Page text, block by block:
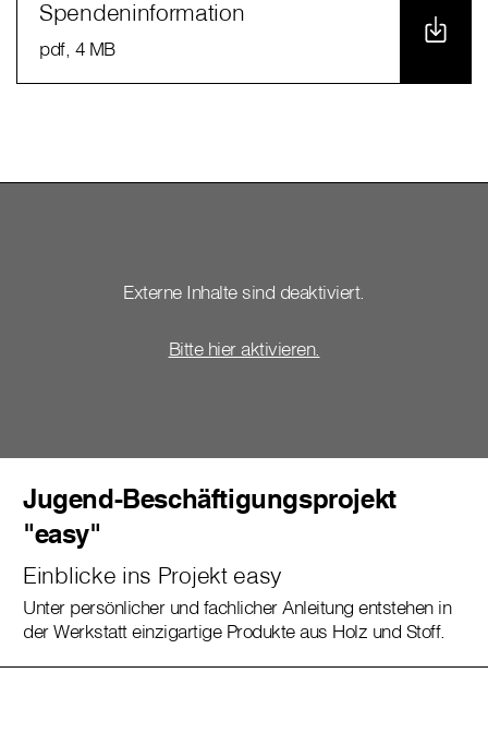
Spendeninformation
pdf, 4 MB
Externe Inhalte sind deaktiviert.
Bitte hier aktivieren.
Jugend-Beschäftigungsprojekt
"easy"
Einblicke ins Projekt easy
Unter persönlicher und fachlicher Anleitung entstehen in
der Werkstatt einzigartige Produkte aus Holz und Stoff.